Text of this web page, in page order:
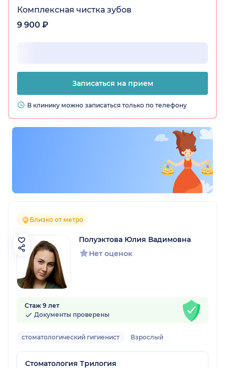
Комплексная чистка зубов
9 900 ₽
Записаться на прием
В клинику можно записаться только по телефону
Близко от метро
Полуэктова Юлия Вадимовна
Нет оценок
Стаж 9 лет
Документы проверены
стоматологический гигиенист Взрослый
Стоматология Трилогия